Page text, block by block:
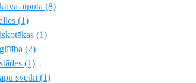
atpūta (8)
(1)
(1)
(2)
(1)
svētki (1)